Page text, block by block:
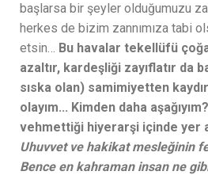
başlarsa bir şeyler olduğumuzu
herkes de bizim zannımıza tabi
etsin… Bu havalar tekellüfü
azaltır, kardeşliği zayıflatır da
sıska olan) samimiyetten
olayım... Kimden daha
vehmettiği hiyerarşi içinde yer
Uhuvvet ve hakikat mesleğinin
Bence en kahraman insan ne